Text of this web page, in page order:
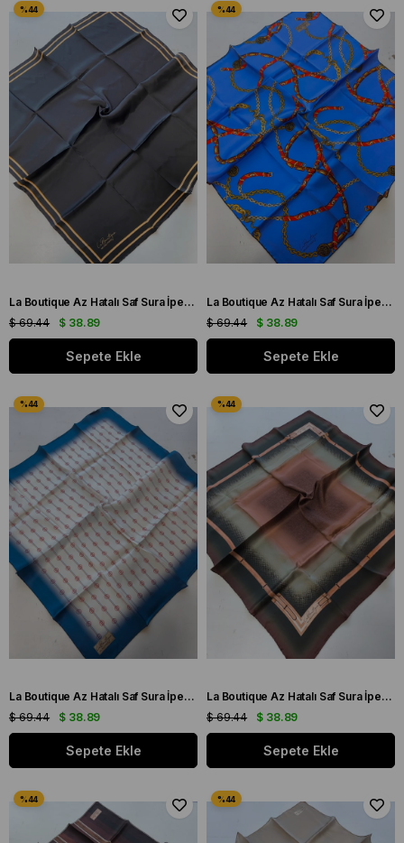
La Boutique Az Hatalı Saf Sura İpek Eşarp Siyah - Yavruağzı Düz Renk
$ 38.89
$ 69.44
Sepete Ekle
La Boutique Az Hatalı Saf Sura İpek Eşarp Saks Mavisi Kemer Desen
$ 38.89
$ 69.44
Sepete Ekle
La Boutique Az Hatalı Saf Sura İpek Eşarp Mavi - Beyaz Logo Desen
$ 38.89
$ 69.44
Sepete Ekle
La Boutique Az Hatalı Saf Sura İpek Eşarp Gül Kurusu - Yeşil Kemer Desen
$ 38.89
$ 69.44
Sepete Ekle